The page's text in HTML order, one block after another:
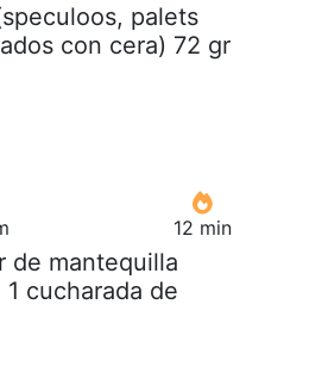
palets
con cera) 72 gr
12 min
de mantequilla
cucharada de